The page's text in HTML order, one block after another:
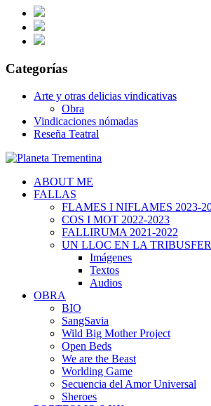
Categorías
Arte y otras delicias vindicativas
Obra
Vindicaciones nómadas
Reseña Teatral
ABOUT ME
FALLAS
FLAMES I NIFLAMES 2023-
COS I MOT 2022-2023
FALLIRUMA 2021-2022
UN LLOC EN LA
Imágenes
Textos
Audios
OBRA
BIO
SangSavia
Wild Big Mother Project
Open Beds
We are the Beast
Worlding Game
Secuencia del Amor Universal
Sheroes